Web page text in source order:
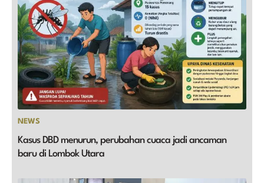
NEWS
Kasus DBD menurun, perubahan cuaca jadi ancaman
baru di Lombok Utara